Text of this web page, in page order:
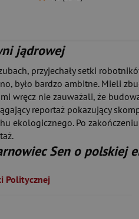
jądrowej
przyjechały setki
było bardzo ambitne. Mieli
wręcz nie zauważali, że
reportaż pokazujący
ekologicznego. Po
Sen o polskiej
Politycznej